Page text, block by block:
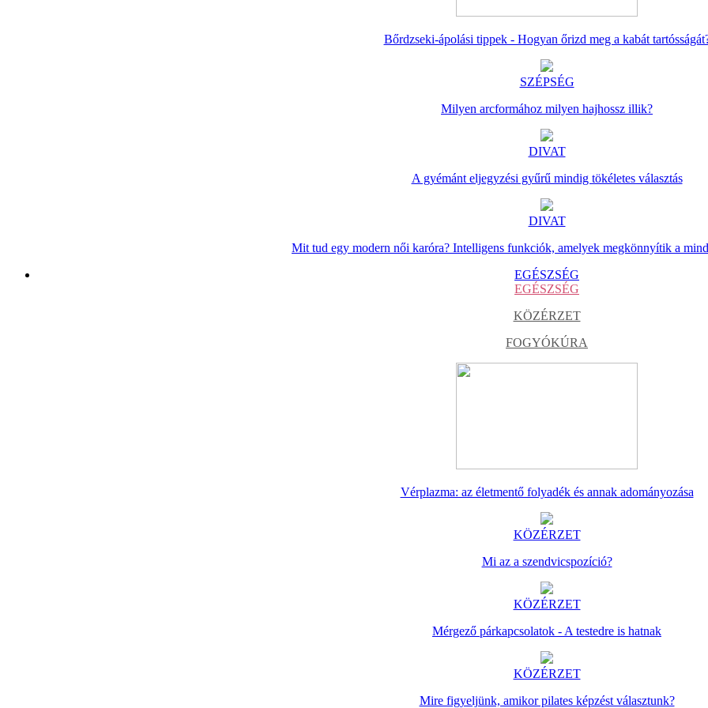
Bőrdzseki-ápolási tippek - Hogyan őrizd meg a kabát
SZÉPSÉG
Milyen arcformához milyen hajhossz illik?
DIVAT
A gyémánt eljegyzési gyűrű mindig tökéletes választás
DIVAT
Mit tud egy modern női karóra? Intelligens funkciók, amelyek megkönnyítik a
EGÉSZSÉG
EGÉSZSÉG
KÖZÉRZET
FOGYÓKÚRA
Vérplazma: az életmentő folyadék és annak adományozása
KÖZÉRZET
Mi az a szendvicspozíció?
KÖZÉRZET
Mérgező párkapcsolatok - A testedre is hatnak
KÖZÉRZET
Mire figyeljünk, amikor pilates képzést választunk?